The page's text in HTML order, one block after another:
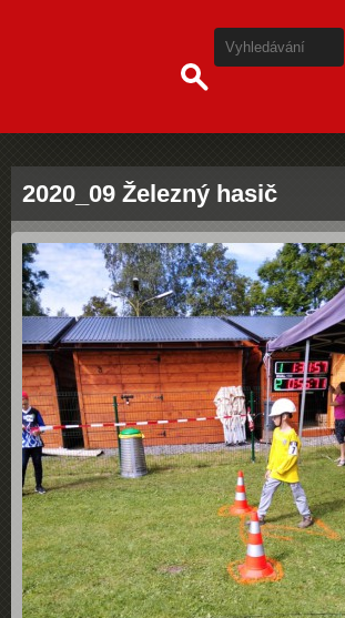
2020_09 Železný hasič